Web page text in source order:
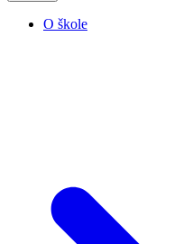
O škole